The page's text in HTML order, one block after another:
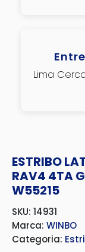
Lima
ESTRIBO
RAV4 4TA
W55215
SKU: 14931
Marca: WINBO
Categoria: